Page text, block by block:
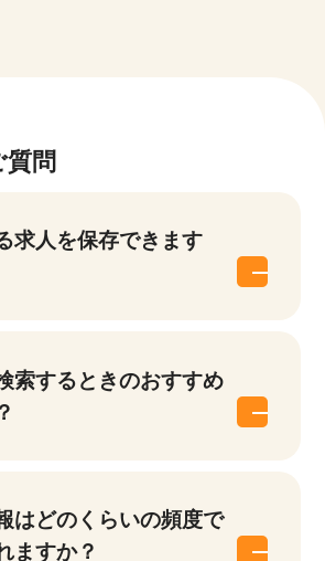
問
求人を保存できます
索するときのおすすめ
はどのくらいの頻度で
ますか？
他の条件を選択